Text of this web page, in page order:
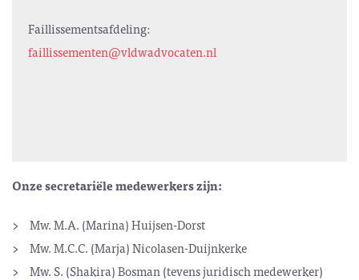
Faillissementsafdeling:
faillissementen@vldwadvocaten.nl
Onze secretariële medewerkers zijn:
Mw. M.A. (Marina) Huijsen-Dorst
Mw. M.C.C. (Marja) Nicolasen-Duijnkerke
Mw. S. (Shakira) Bosman (tevens juridisch medewerker)